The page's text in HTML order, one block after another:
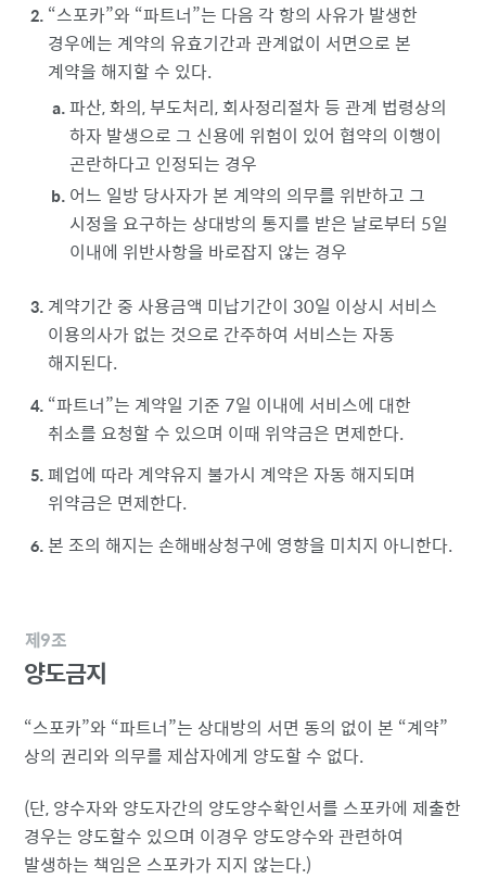
스포카 와 파트너 는 다음 각 항의 사유가 발생한
경우에는 계약의 유효기간과 관계없이 서면으로 본
계약을 해지할 수 있다.
파산, 화의, 부도처리, 회사정리절차 등 관계 법령상의
하자 발생으로 그 신용에 위험이 있어 협약의 이행이
곤란하다고 인정되는 경우
어느 일방 당사자가 본 계약의 의무를 위반하고 그
시정을 요구하는 상대방의 통지를 받은 날로부터 5일
이내에 위반사항을 바로잡지 않는 경우
계약기간 중 사용금액 미납기간이 30일 이상시 서비스
이용의사가 없는 것으로 간주하여 서비스는 자동
해지된다.
파트너 는 계약일 기준 7일 이내에 서비스에 대한
취소를 요청할 수 있으며 이때 위약금은 면제한다.
폐업에 따라 계약유지 불가시 계약은 자동 해지되며
위약금은 면제한다.
본 조의 해지는 손해배상청구에 영향을 미치지 아니한다.
제9조
양도금지
스포카 와 파트너 는 상대방의 서면 동의 없이 본 계약
상의 권리와 의무를 제삼자에게 양도할 수 없다.
(단, 양수자와 양도자간의 양도양수확인서를 스포카에 제출한
경우는 양도할수 있으며 이경우 양도양수와 관련하여
발생하는 책임은 스포카가 지지 않는다.)